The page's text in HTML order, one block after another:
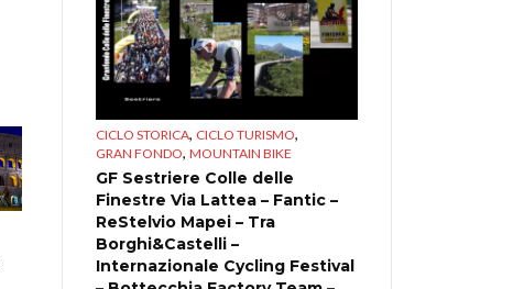
CICLO STORICA, CICLO TURISMO,
GRAN FONDO, MOUNTAIN BIKE
GF Sestriere Colle delle
Finestre Via Lattea – Fantic –
ReStelvio Mapei – Tra
Borghi&Castelli –
Internazionale Cycling Festival